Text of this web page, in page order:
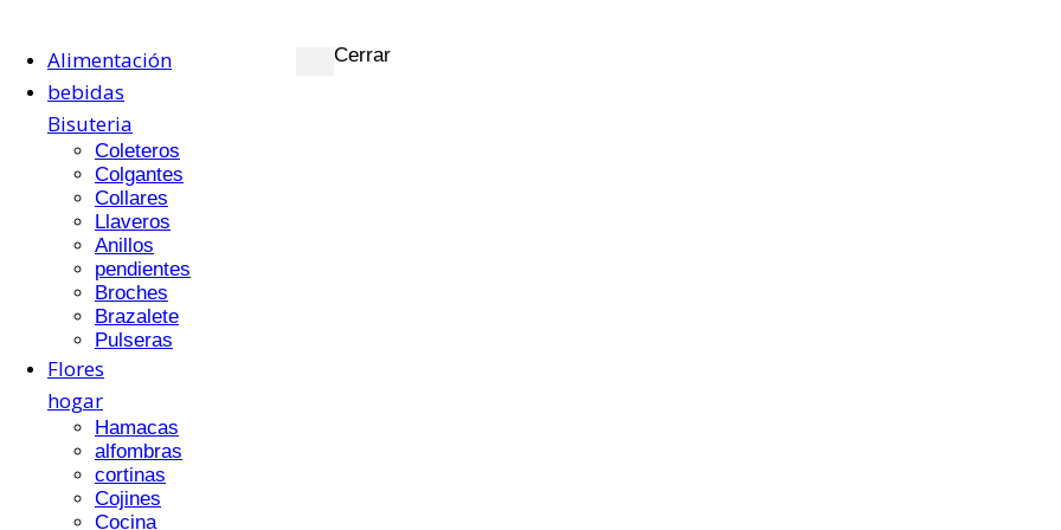
contenido
Cerrar
Alimentación
bebidas
Bisuteria
Coleteros
Colgantes
Collares
Llaveros
Anillos
pendientes
Broches
Brazalete
Pulseras
Flores
hogar
Hamacas
alfombras
cortinas
Cojines
Cocina